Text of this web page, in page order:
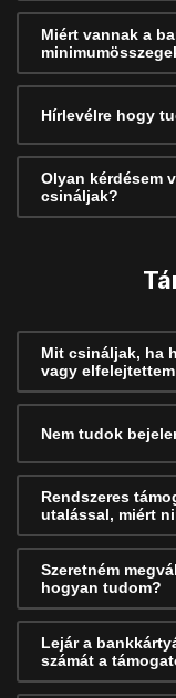
Miért vannak a
Hírlevélre hogy
Olyan kérdésem
csináljak?
Mit csináljak, ha
vagy
Nem tudok
Rendszeres
utalással, miért
Szeretném
hogyan tudom?
Lejár a
számát a